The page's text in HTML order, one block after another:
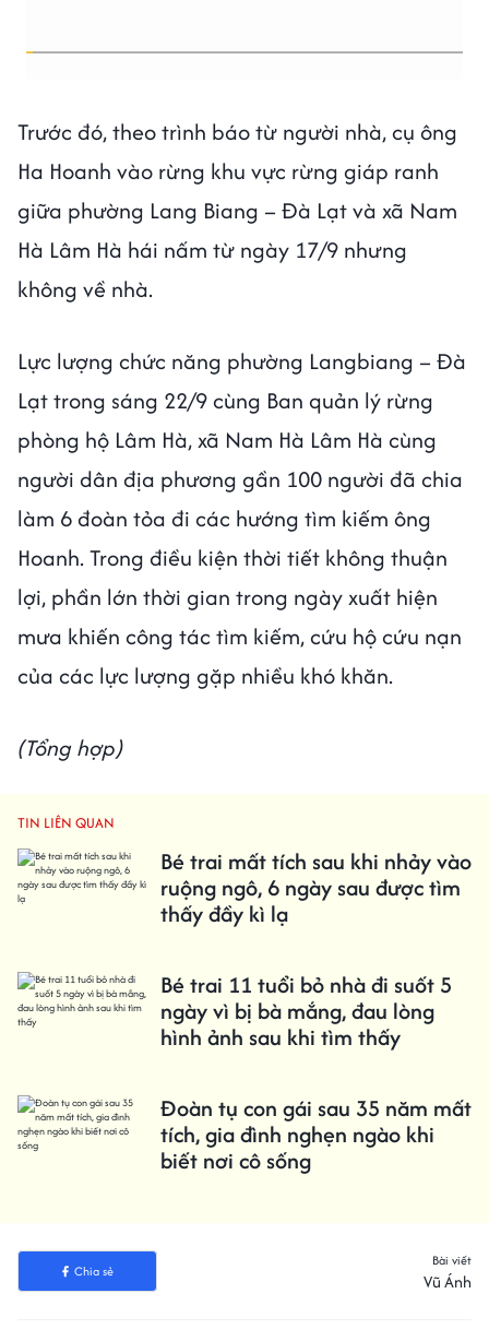
Trước đó, theo trình báo từ người nhà, cụ ông
Ha Hoanh vào rừng khu vực rừng giáp ranh
giữa phường Lang Biang – Đà Lạt và xã Nam
Hà Lâm Hà hái nấm từ ngày 17/9 nhưng
không về nhà.
Lực lượng chức năng phường Langbiang – Đà
Lạt trong sáng 22/9 cùng Ban quản lý rừng
phòng hộ Lâm Hà, xã Nam Hà Lâm Hà cùng
người dân địa phương gần 100 người đã chia
làm 6 đoàn tỏa đi các hướng tìm kiếm ông
Hoanh. Trong điều kiện thời tiết không thuận
lợi, phần lớn thời gian trong ngày xuất hiện
mưa khiến công tác tìm kiếm, cứu hộ cứu nạn
của các lực lượng gặp nhiều khó khăn.
(Tổng hợp)
TIN LIÊN QUAN
Bé trai mất tích sau khi nhảy vào
ruộng ngô, 6 ngày sau được tìm
thấy đầy kì lạ
Bé trai 11 tuổi bỏ nhà đi suốt 5
ngày vì bị bà mắng, đau lòng
hình ảnh sau khi tìm thấy
Đoàn tụ con gái sau 35 năm mất
tích, gia đình nghẹn ngào khi
biết nơi cô sống
Chia sẻ
Bài viết
Vũ Ánh